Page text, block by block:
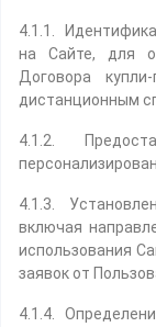
4.1.1.
на Сайте, для
Договора
дистанционным
4.1.2.
4.1.3.
включая
использования
заявок от
4.1.4.